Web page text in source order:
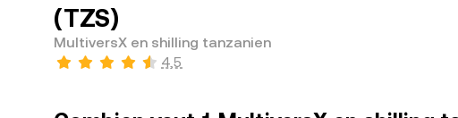
(TZS)
MultiversX en shilling tanzanien
4,5